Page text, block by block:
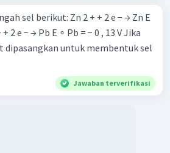
Zn 2 + + 2 e − → Zn E
e − → Pb E ∘ Pb = − 0 , 13 V Jika
dipasangkan untuk membentuk sel
Jawaban terverifikasi